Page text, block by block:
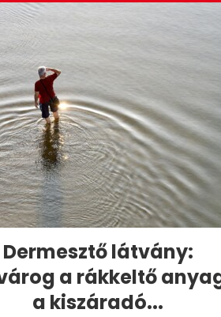
Dermesztő látvány:
a rákkeltő
a kiszáradó...